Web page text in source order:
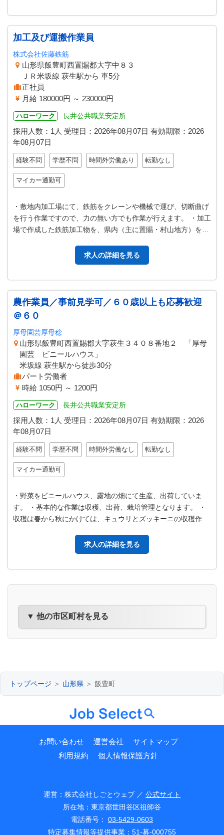
加工及び運搬作業員
株式会社佐藤鉄筋
山形県飯豊町西置賜郡大字中８３
ＪＲ米坂線 萩生駅から 車5分
正社員
月給 180000円 ～ 230000円
ハローワーク 長井公共職業安定所
採用人数：1人 受理日： 2026年08月07日 有効期限： 2026
年08月07日
経験不問 学歴不問 時間外労働あり 転勤なし
マイカー通勤可
・敷地内加工場にて、鉄筋をクレーンや機械で運び、切断曲げ
を行う作業ですので、力の無い方でも作業が行えます。 ・加工
場で作成した鉄筋加工物を、県内（主に置賜・村山地方）を中
求人の詳細を見る
農作業員／事前見学可／６０歳以上も応募歓迎
＠６０
厚母園芸厚母稔
山形県飯豊町西置賜郡大字萩生３４０８番地２ 「厚母
園芸 ビニールハウス」
米坂線 萩生駅から徒歩30分
パート労働者
時給 1050円 ～ 1200円
ハローワーク 長井公共職業安定所
採用人数：1人 受理日： 2026年08月07日 有効期限： 2026
年08月07日
経験不問 学歴不問 時間外労働なし 転勤なし
マイカー通勤可
・野菜をビニールハウス、露地の畑にて生産、出荷していま
す。 ・基本的な作業は収穫、出荷、栽培管理となります。 ・
収穫は春から秋にかけては、キュウリとズッキーニの収穫作業
求人の詳細を見る
▼ 他の市区町村を見る
トップページ ＞ 山形県 ＞ 飯豊町
お問い合わせ 運営会社
サイトマップ
利用規約
個人情報保護方針
運営：株式会社しごとウェブ ／ 公式サイト
所在地：東京都世田谷区祖師谷
電話番号： 03-5429-0603
特定募集情報等提供事業：51-募-000755